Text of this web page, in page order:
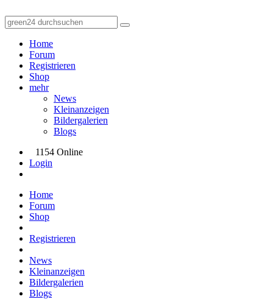
Home
Forum
Registrieren
Shop
mehr
News
Kleinanzeigen
Bildergalerien
Blogs
1154 Online
Login
Home
Forum
Shop
Registrieren
News
Kleinanzeigen
Bildergalerien
Blogs